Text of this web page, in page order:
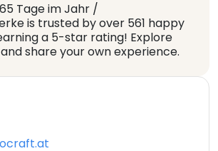
Tage im Jahr /
is trusted by over 561 happy
a 5-star rating! Explore
share your own experience.